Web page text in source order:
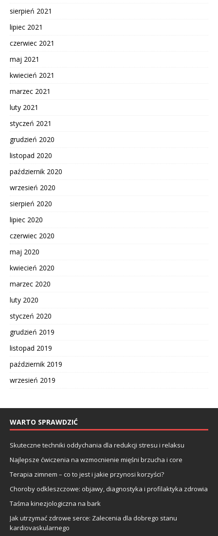
sierpień 2021
lipiec 2021
czerwiec 2021
maj 2021
kwiecień 2021
marzec 2021
luty 2021
styczeń 2021
grudzień 2020
listopad 2020
październik 2020
wrzesień 2020
sierpień 2020
lipiec 2020
czerwiec 2020
maj 2020
kwiecień 2020
marzec 2020
luty 2020
styczeń 2020
grudzień 2019
listopad 2019
październik 2019
wrzesień 2019
WARTO SPRAWDZIĆ
Skuteczne techniki oddychania dla redukcji stresu i relaksu
Najlepsze ćwiczenia na wzmocnienie mięśni brzucha i core
Terapia zimnem – co to jest i jakie przynosi korzyści?
Choroby odkleszczowe: objawy, diagnostyka i profilaktyka zdrowia
Taśma kinezjologiczna na bark
Jak utrzymać zdrowe serce: Zalecenia dla dobrego stanu
kardiovaskularnego